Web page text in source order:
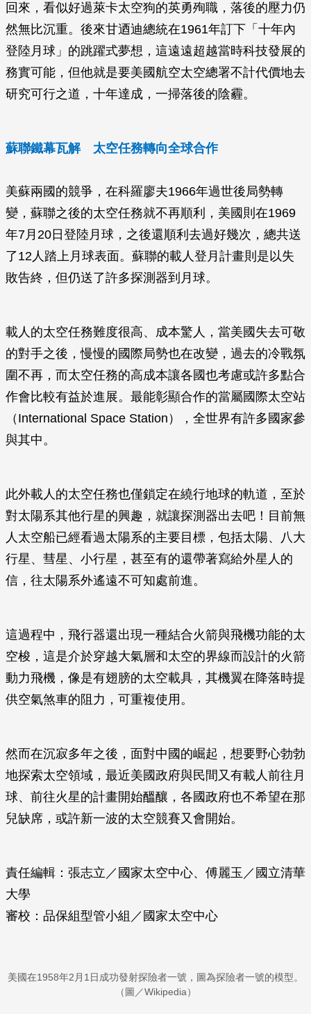
回來，看似好過萊卡太空狗的英勇殉職，落後的壓力仍
然無比沉重。後來甘迺迪總統在1961年訂下「十年內
登陸月球」的跳躍式夢想，這遠遠超越當時科技發展的
務實可能，但他就是要美國航空太空總署不計代價地去
研究可行之道，十年達成，一掃落後的陰霾。
蘇聯鐵幕瓦解 太空任務轉向全球合作
美蘇兩國的競爭，在科羅廖夫1966年過世後局勢轉
變，蘇聯之後的太空任務就不再順利，美國則在1969
年7月20日登陸月球，之後還順利去過好幾次，總共送
了12人踏上月球表面。蘇聯的載人登月計畫則是以失
敗告終，但仍送了許多探測器到月球。
載人的太空任務難度很高、成本驚人，當美國失去可敬
的對手之後，慢慢的國際局勢也在改變，過去的冷戰氛
圍不再，而太空任務的高成本讓各國也考慮或許多點合
作會比較有益於進展。最能彰顯合作的當屬國際太空站
（International Space Station），全世界有許多國家參
與其中。
此外載人的太空任務也僅鎖定在繞行地球的軌道，至於
對太陽系其他行星的興趣，就讓探測器出去吧！目前無
人太空船已經看過太陽系的主要目標，包括太陽、八大
行星、彗星、小行星，甚至有的還帶著寫給外星人的
信，往太陽系外遙遠不可知處前進。
這過程中，飛行器還出現一種結合火箭與飛機功能的太
空梭，這是介於穿越大氣層和太空的界線而設計的火箭
動力飛機，像是有翅膀的太空載具，其機翼在降落時提
供空氣煞車的阻力，可重複使用。
然而在沉寂多年之後，面對中國的崛起，想要野心勃勃
地探索太空領域，最近美國政府與民間又有載人前往月
球、前往火星的計畫開始醞釀，各國政府也不希望在那
兒缺席，或許新一波的太空競賽又會開始。
責任編輯：張志立／國家太空中心、傅麗玉／國立清華
大學
審校：品保組型管小組／國家太空中心
美國在1958年2月1日成功發射探險者一號，圖為探險者一號的模型。
（圖／Wikipedia）